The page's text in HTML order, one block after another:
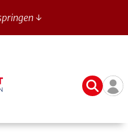
↓
Hessen - News
Suche